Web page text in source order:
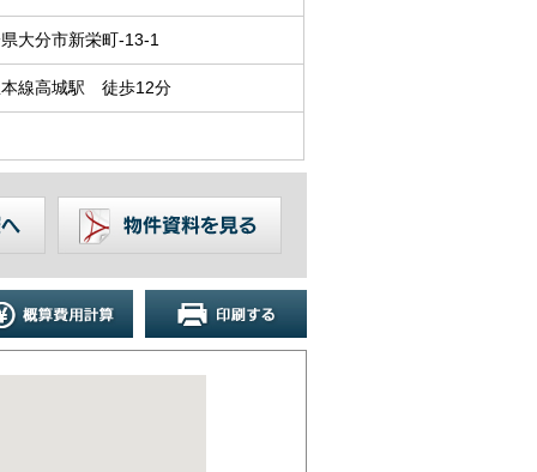
大分市新栄町-13-1
本線高城駅 徒歩12分